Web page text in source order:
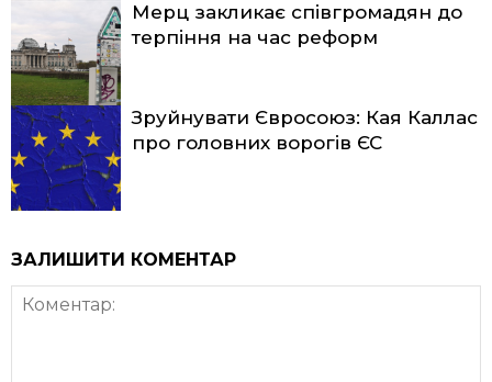
Мерц закликає співгромадян до
терпіння на час реформ
Зруйнувати Євросоюз: Кая Каллас
про головних ворогів ЄС
ЗАЛИШИТИ КОМЕНТАР